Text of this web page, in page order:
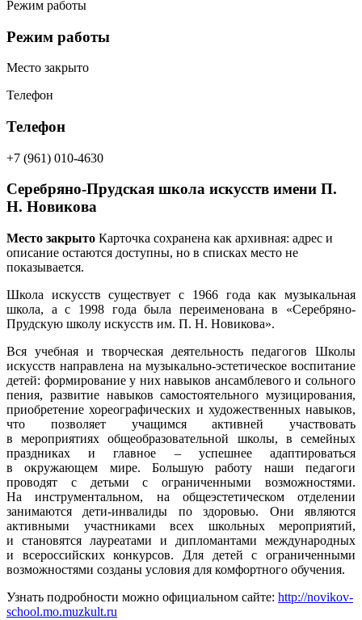
Режим работы
Режим работы
Место закрыто
Телефон
Телефон
+7 (961) 010-4630
Серебряно-Прудская школа искусств имени П.
Н. Новикова
Место закрыто Карточка сохранена как архивная: адрес и
описание остаются доступны, но в списках место не
показывается.
Школа искусств существует с 1966 года как музыкальная
школа, а с 1998 года была переименована в «Серебряно-
Прудскую школу искусств им. П. Н. Новикова».
Вся учебная и творческая деятельность педагогов Школы
искусств направлена на музыкально-эстетическое воспитание
детей: формирование у них навыков ансамблевого и сольного
пения, развитие навыков самостоятельного музицирования,
приобретение хореографических и художественных навыков,
что позволяет учащимся активней участвовать
в мероприятиях общеобразовательной школы, в семейных
праздниках и главное – успешнее адаптироваться
в окружающем мире. Большую работу наши педагоги
проводят с детьми с ограниченными возможностями.
На инструментальном, на общеэстетическом отделении
занимаются дети-инвалиды по здоровью. Они являются
активными участниками всех школьных мероприятий,
и становятся лауреатами и дипломантами международных
и всероссийских конкурсов. Для детей с ограниченными
возможностями созданы условия для комфортного обучения.
Узнать подробности можно официальном сайте: http://novikov-
school.mo.muzkult.ru